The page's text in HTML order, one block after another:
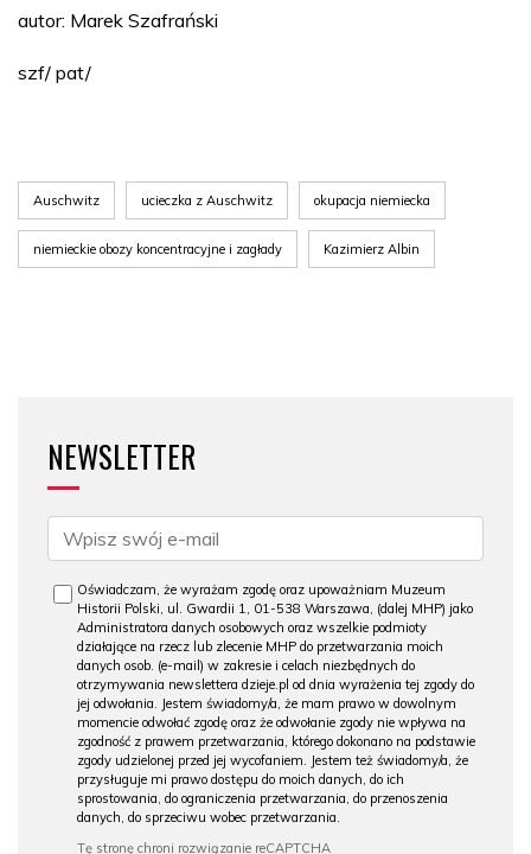
autor: Marek Szafrański
szf/ pat/
Auschwitz ucieczka z Auschwitz okupacja niemiecka
niemieckie obozy koncentracyjne i zagłady Kazimierz Albin
NEWSLETTER
Oświadczam, że wyrażam zgodę oraz upoważniam Muzeum
Historii Polski, ul. Gwardii 1, 01-538 Warszawa, (dalej MHP) jako
Administratora danych osobowych oraz wszelkie podmioty
działające na rzecz lub zlecenie MHP do przetwarzania moich
danych osob. (e-mail) w zakresie i celach niezbędnych do
otrzymywania newslettera dzieje.pl od dnia wyrażenia tej zgody do
jej odwołania. Jestem świadomy/a, że mam prawo w dowolnym
momencie odwołać zgodę oraz że odwołanie zgody nie wpływa na
zgodność z prawem przetwarzania, którego dokonano na podstawie
zgody udzielonej przed jej wycofaniem. Jestem też świadomy/a, że
przysługuje mi prawo dostępu do moich danych, do ich
sprostowania, do ograniczenia przetwarzania, do przenoszenia
danych, do sprzeciwu wobec przetwarzania.